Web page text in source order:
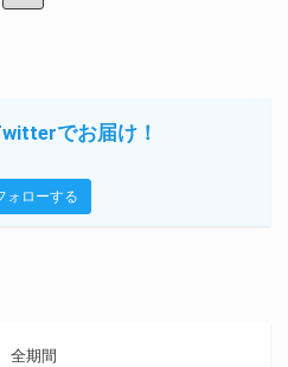
でお届け！
ォローする
全期間